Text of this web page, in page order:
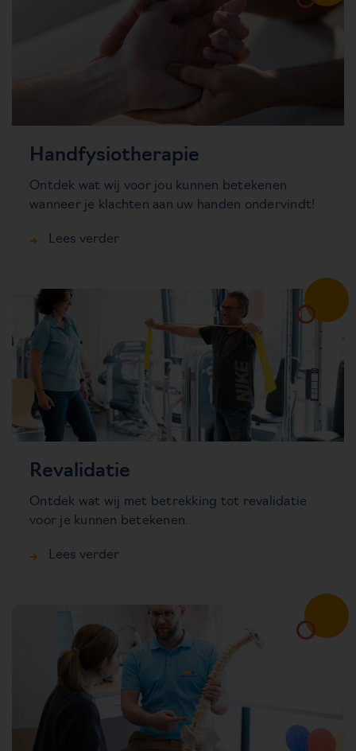
Handfysiotherapie
Ontdek wat wij voor jou kunnen betekenen
wanneer je klachten aan uw handen ondervindt!
Lees verder
Revalidatie
Ontdek wat wij met betrekking tot revalidatie
voor je kunnen betekenen.
Lees verder